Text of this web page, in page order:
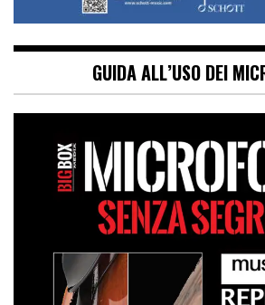
GUIDA ALL’USO DEI